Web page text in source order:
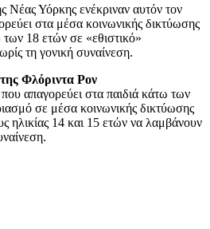
Νέας Υόρκης ενέκριναν αυτόν τον
στα μέσα κοινωνικής δικτύωσης
18 ετών σε «εθιστικό»
τη γονική συναίνεση.
Φλόριντα Ρον
απαγορεύει στα παιδιά κάτω των
σε μέσα κοινωνικής δικτύωσης
ηλικίας 14 και 15 ετών να λαμβάνουν